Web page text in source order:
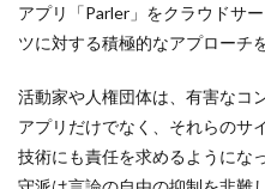
アプリ「Parler」をクラウドサ
ツに対する積極的なアプローチ
活動家や人権団体は、有害なコ
アプリだけでなく、それらのサ
技術にも責任を求めるようにな